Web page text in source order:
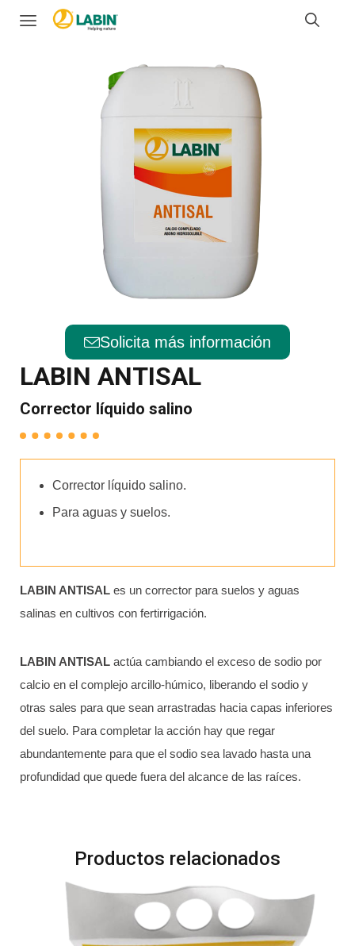
Solicita más información
LABIN ANTISAL
Corrector líquido salino
Corrector líquido salino.
Para aguas y suelos.
LABIN ANTISAL es un corrector para suelos y aguas
salinas en cultivos con fertirrigación.
LABIN ANTISAL actúa cambiando el exceso de sodio por
calcio en el complejo arcillo-húmico, liberando el sodio y
otras sales para que sean arrastradas hacia capas inferiores
del suelo. Para completar la acción hay que regar
abundantemente para que el sodio sea lavado hasta una
profundidad que quede fuera del alcance de las raíces.
Productos relacionados